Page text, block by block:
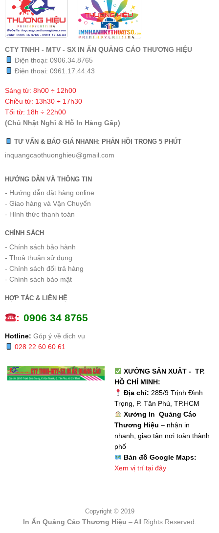
CTY TNHH - MTV - SX IN ẤN QUẢNG CÁO THƯƠNG HIỆU
Điện thoại: 0906.34.8765
Điện thoại: 0961.17.44.43
Sáng từ: 8h00 ÷ 12h00
Chiều từ: 13h30 ÷ 17h30
Tối từ: 18h ÷ 22h00
(Chủ Nhật Nghỉ & Hỗ In Hàng Gấp)
TƯ VẤN & BÁO GIÁ NHANH: PHẢN HỒI TRONG 5 PHÚT
inquangcaothuonghieu@gmail.com
HƯỚNG DẪN VÀ THÔNG TIN
- Hướng dẫn đặt hàng online
- Giao hàng và Vận Chuyển
- Hình thức thanh toán
CHÍNH SÁCH
- Chính sách bảo hành
- Thoả thuận sử dụng
- Chính sách đổi trả hàng
- Chính sách bảo mật
HỢP TÁC & LIÊN HỆ
: 0906 34 8765
Hotline: Góp ý về dịch vụ
028 22 60 60 61
XƯỞNG SẢN XUẤT - TP.
HỒ CHÍ MINH:
Địa chỉ: 285/9 Trịnh Đình
Trọng, P. Tân Phú, TP.HCM
Xưởng In Quảng Cáo
Thương Hiệu – nhận in
nhanh, giao tận nơi toàn thành
phố
Bản đồ Google Maps:
Xem vị trí tại đây
Copyright © 2019
In Ấn Quảng Cáo Thương Hiệu – All Rights Reserved.